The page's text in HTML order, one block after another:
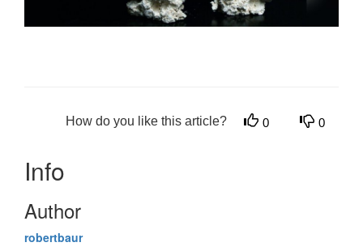
How do you like this article? 0 0
Info
Author
robertbaur